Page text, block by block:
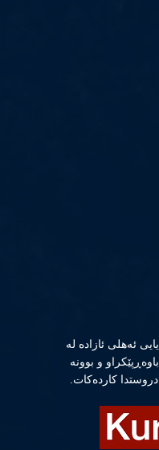
ئەهلی ئازادە لە
و بوونە
كاردەكات.